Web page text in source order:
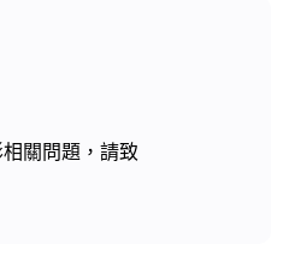
關問題，請致